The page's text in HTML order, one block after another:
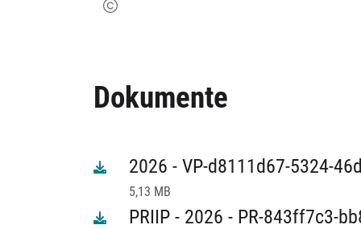
Dokumente
2026 - VP-d8111d67-5324-
5,13 MB
PRIIP - 2026 - PR-843ff7c3-